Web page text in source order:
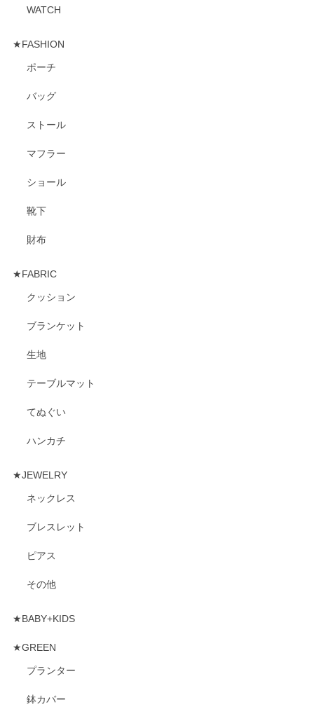
WATCH
★FASHION
ポーチ
バッグ
ストール
マフラー
ショール
靴下
財布
★FABRIC
クッション
ブランケット
生地
テーブルマット
てぬぐい
ハンカチ
★JEWELRY
ネックレス
ブレスレット
ピアス
その他
★BABY+KIDS
★GREEN
プランター
鉢カバー